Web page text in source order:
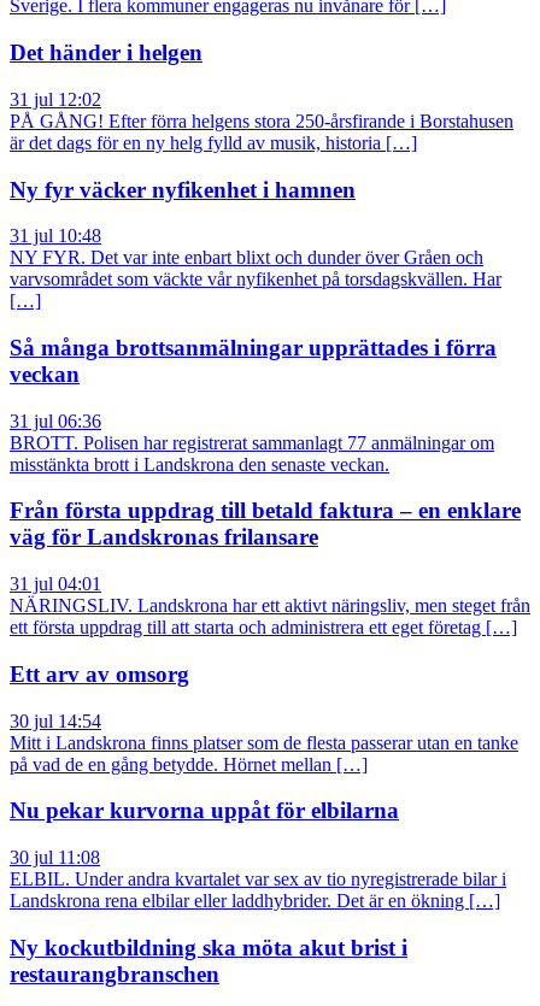
Sverige. I flera kommuner engageras nu invånare för […]
Det händer i helgen
31 jul 12:02
PÅ GÅNG! Efter förra helgens stora 250-årsfirande i Borstahusen
är det dags för en ny helg fylld av musik, historia […]
Ny fyr väcker nyfikenhet i hamnen
31 jul 10:48
NY FYR. Det var inte enbart blixt och dunder över Gråen och
varvsområdet som väckte vår nyfikenhet på torsdagskvällen. Har
[…]
Så många brottsanmälningar upprättades i förra
veckan
31 jul 06:36
BROTT. Polisen har registrerat sammanlagt 77 anmälningar om
misstänkta brott i Landskrona den senaste veckan.
Från första uppdrag till betald faktura – en enklare
väg för Landskronas frilansare
31 jul 04:01
NÄRINGSLIV. Landskrona har ett aktivt näringsliv, men steget från
ett första uppdrag till att starta och administrera ett eget företag […]
Ett arv av omsorg
30 jul 14:54
Mitt i Landskrona finns platser som de flesta passerar utan en tanke
på vad de en gång betydde. Hörnet mellan […]
Nu pekar kurvorna uppåt för elbilarna
30 jul 11:08
ELBIL. Under andra kvartalet var sex av tio nyregistrerade bilar i
Landskrona rena elbilar eller laddhybrider. Det är en ökning […]
Ny kockutbildning ska möta akut brist i
restaurangbranschen